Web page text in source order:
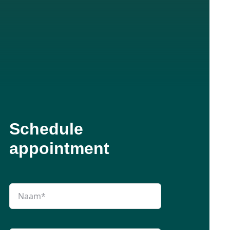
Schedule
appointment